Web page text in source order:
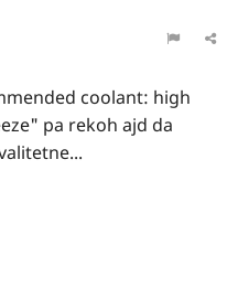
coolant: high
pa rekoh ajd da